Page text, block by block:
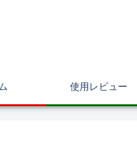
使用レビュー